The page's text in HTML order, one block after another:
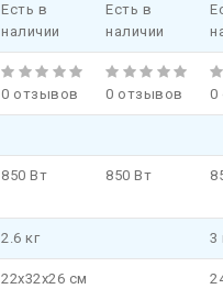
Есть в
наличии
Есть в
наличии
0 отзывов 0 отзывов 0
850 Вт 850 Вт
2.6 кг 3
22x32x26 см